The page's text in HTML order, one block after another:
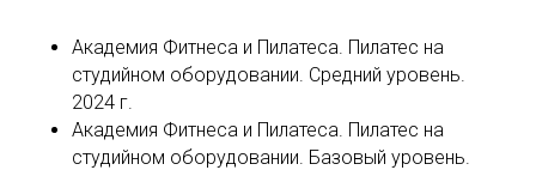
Академия Фитнеса и Пилатеса. Пилатес на
студийном оборудовании. Средний уровень.
2024 г.
Академия Фитнеса и Пилатеса. Пилатес на
студийном оборудовании. Базовый уровень.